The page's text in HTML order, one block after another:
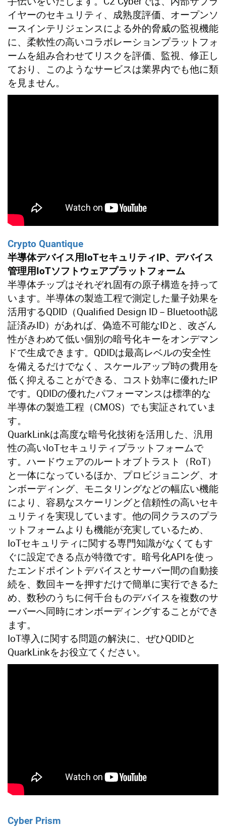
イヤーのセキュリティ、成熟度評価、オープンソ
ースインテリジェンスによる外的脅威の監視機能
に、柔軟性の高いコラボレーションプラットフォ
ームを組み合わせてリスクを評価、監視、修正し
ており、このようなサービスは業界内でも他に類
を見ません。
Crypto Quantique
半導体デバイス用IoTセキュリティIP、デバイス
管理用IoTソフトウェアプラットフォーム
半導体チップはそれぞれ固有の原子構造を持って
います。半導体の製造工程で測定した量子効果を
活用するQDID（Qualified Design ID－Bluetooth認
証済みID）があれば、偽造不可能なIDと、改ざん
性がきわめて低い個別の暗号化キーをオンデマン
ドで生成できます。QDIDは最高レベルの安全性
を備えるだけでなく、スケールアップ時の費用を
低く抑えることができる、コスト効率に優れたIP
です。QDIDの優れたパフォーマンスは標準的な
半導体の製造工程（CMOS）でも実証されていま
す。
QuarkLinkは高度な暗号化技術を活用した、汎用
性の高いIoTセキュリティプラットフォームで
す。ハードウェアのルートオブトラスト（RoT）
と一体になっているほか、プロビジョニング、オ
ンボーディング、モニタリングなどの幅広い機能
により、容易なスケーリングと信頼性の高いセキ
ュリティを実現しています。他の同クラスのプラ
ットフォームよりも機能が充実しているため、
IoTセキュリティに関する専門知識がなくてもす
ぐに設定できる点が特徴です。暗号化APIを使っ
たエンドポイントデバイスとサーバー間の自動接
続を、数回キーを押すだけで簡単に実行できるた
め、数秒のうちに何千台ものデバイスを複数のサ
ーバーへ同時にオンボーディングすることができ
ます。
IoT導入に関する問題の解決に、ぜひQDIDと
QuarkLinkをお役立てください。
Cyber Prism